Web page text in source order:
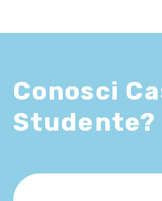
Conosci
Studente?